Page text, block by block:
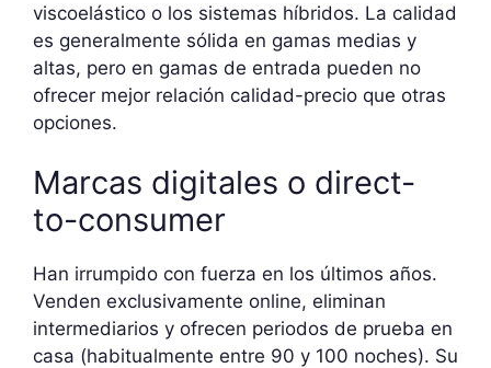
viscoelástico o los sistemas híbridos. La calidad
es generalmente sólida en gamas medias y
altas, pero en gamas de entrada pueden no
ofrecer mejor relación calidad-precio que otras
opciones.
Marcas digitales o direct-
to-consumer
Han irrumpido con fuerza en los últimos años.
Venden exclusivamente online, eliminan
intermediarios y ofrecen periodos de prueba en
casa (habitualmente entre 90 y 100 noches). Su